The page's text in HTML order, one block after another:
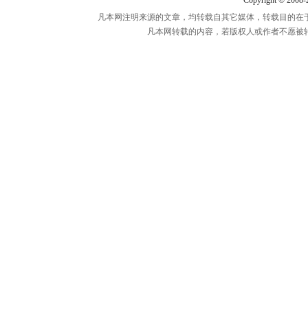
凡本网注明来源的文章，均转载自其它媒体，转载目的
凡本网转载的内容，若版权人或作者不愿